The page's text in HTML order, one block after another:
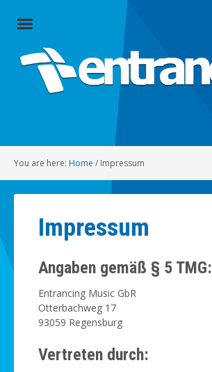
Close
Contact
You are here: Home / Impressum
Impressum
Angaben gemäß § 5 TMG:
Entrancing Music GbR
Otterbachweg 17
93059 Regensburg
Vertreten durch: